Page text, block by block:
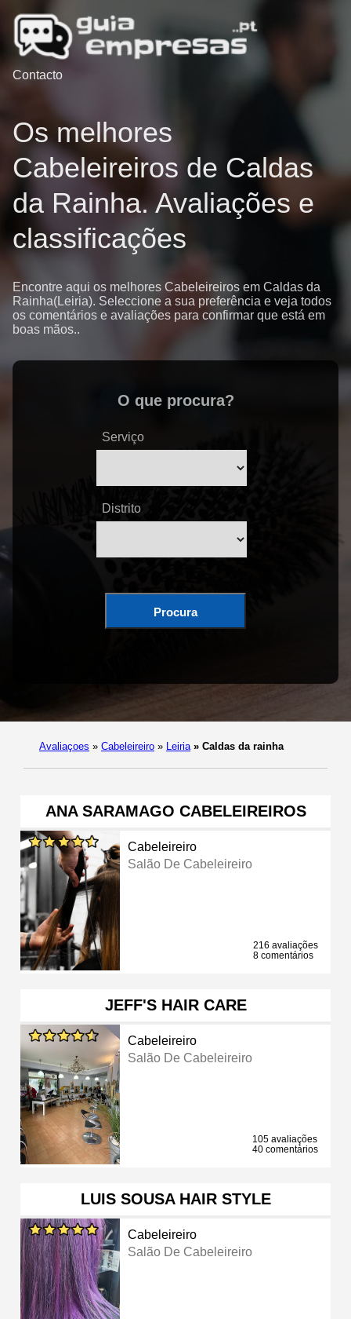
Contacto
Os melhores
Cabeleireiros de Caldas
da Rainha. Avaliações e
classificações
Encontre aqui os melhores Cabeleireiros em Caldas da
Rainha(Leiria). Seleccione a sua preferência e veja todos
os comentários e avaliações para confirmar que está em
boas mãos..
O que procura?
Serviço
Distrito
Procura
Avaliaçoes » Cabeleireiro » Leiria » Caldas da rainha
ANA SARAMAGO CABELEIREIROS
Cabeleireiro
Salão De Cabeleireiro
216 avaliações
8 comentários
JEFF'S HAIR CARE
Cabeleireiro
Salão De Cabeleireiro
105 avaliações
40 comentários
LUIS SOUSA HAIR STYLE
Cabeleireiro
Salão De Cabeleireiro